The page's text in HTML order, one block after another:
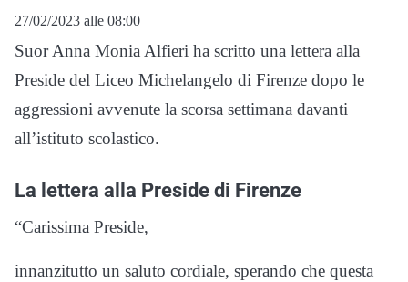
27/02/2023 alle 08:00
Suor Anna Monia Alfieri ha scritto una lettera alla
Preside del Liceo Michelangelo di Firenze dopo le
aggressioni avvenute la scorsa settimana davanti
all’istituto scolastico.
La lettera alla Preside di Firenze
“Carissima Preside,
innanzitutto un saluto cordiale, sperando che questa